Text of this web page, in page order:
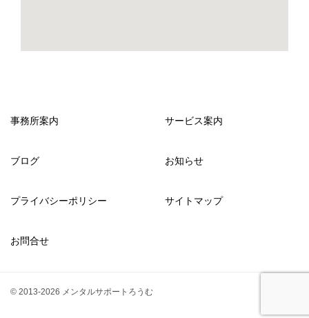
事務所案内 サービス案内
ブログ お知らせ
プライバシーポリシー サイトマップ
お問合せ
© 2013-2026 メンタルサポートろうむ